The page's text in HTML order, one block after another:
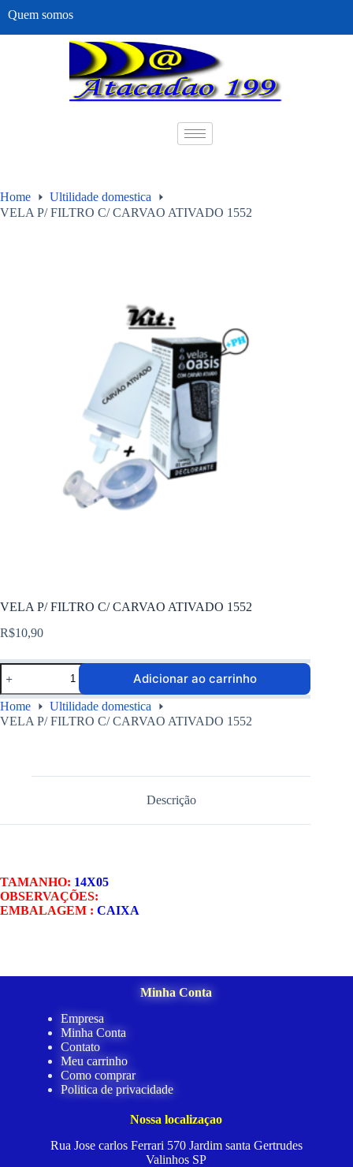
Quem somos
Home
Ultilidade domestica
VELA P/ FILTRO C/ CARVAO ATIVADO 1552
VELA P/ FILTRO C/ CARVAO ATIVADO 1552
R$10,90
Adicionar ao carrinho
Home
Ultilidade domestica
VELA P/ FILTRO C/ CARVAO ATIVADO 1552
Descrição
TAMANHO: 14X05
OBSERVAÇÕES:
EMBALAGEM : CAIXA
Minha Conta
Empresa
Minha Conta
Contato
Meu carrinho
Como comprar
Politica de privacidade
Nossa localizaçao
Rua Jose carlos Ferrari 570 Jardim santa Gertrudes
Valinhos SP